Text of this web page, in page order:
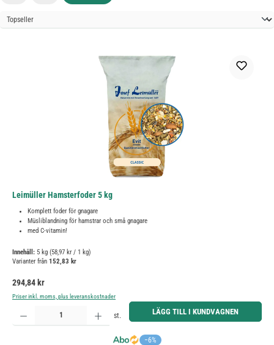
Leimüller Hamsterfoder 5 kg
Komplett foder för gnagare
Müsliblandning för hamstrar och små gnagare
med C-vitamin!
Innehåll: 5 kg (58,97 kr / 1 kg)
Varianter från 152,83 kr
Ordinarie pris:
294,84 kr
Priser inkl. moms, plus leveranskostnader
−6%
Produktkvantitet: Ange önskat belopp eller använd knapparna för att öka eller minska kvantiteten.
st. LÄGG TILL I KUNDVAGNEN